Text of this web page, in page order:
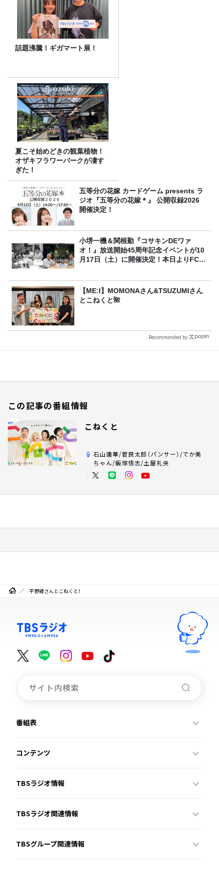
話題沸騰！ギガマート展！
夏こそ始めどきの観葉植物！
オザキフラワーパークが凄す
ぎた！
五等分の花嫁 カードゲーム presents ラ
ジオ『五等分の花嫁＊』 公開収録2026
開催決定！
小堺一機＆関根勤『コサキンDEワァ
オ！』放送開始45周年記念イベントが10
月17日（土）に開催決定！本日よりFC先
【ME:I】MOMONAさん&TSUZUMIさん
とこねくと🌺
Recommended by
この記事の番組情報
こねくと
石山蓮華/菅良太郎（パンサー）/でか美
ちゃん/飯塚悟志/土屋礼央
平野綾さんとこねくと！
番組表
コンテンツ
TBSラジオ情報
TBSラジオ関連情報
TBSグループ関連情報